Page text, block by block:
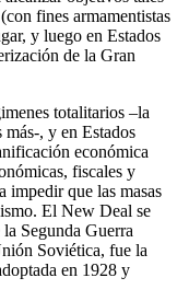
fines armamentistas
y luego en Estados
de la Gran
totalitarios –la
, y en Estados
económica
fiscales y
impedir que las masas
El New Deal se
Segunda Guerra
Soviética, fue la
en 1928 y